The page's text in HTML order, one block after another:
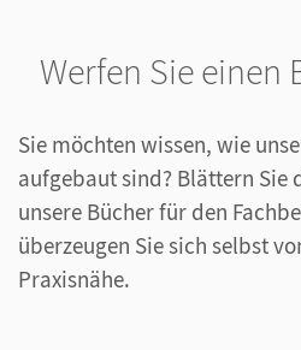
Werfen Sie einen
Sie möchten wissen, wie
aufgebaut sind? Blättern Sie
unsere Bücher für den
überzeugen Sie sich selbst
Praxisnähe.